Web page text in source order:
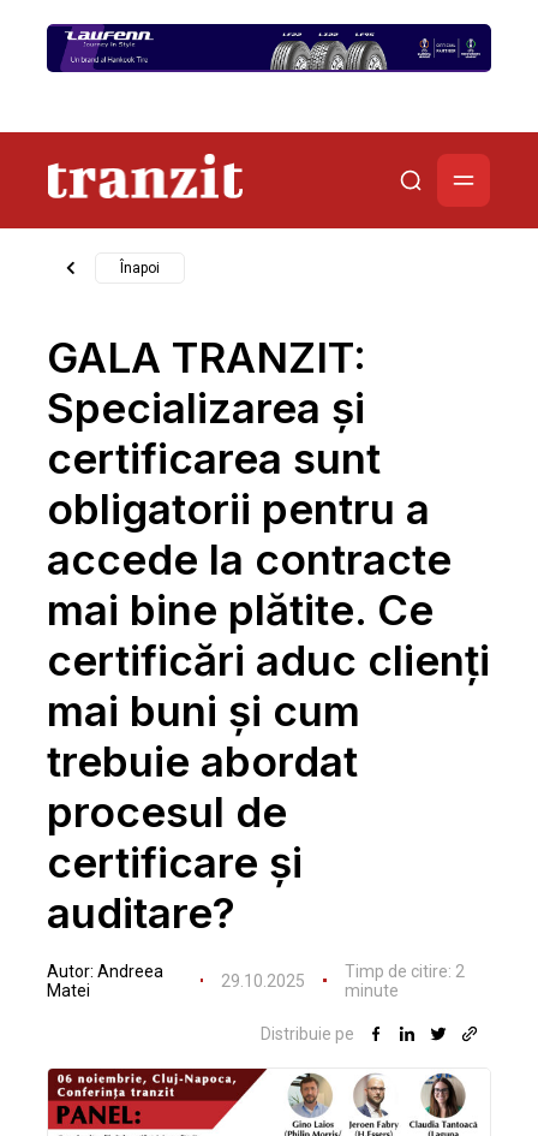
Înapoi
GALA TRANZIT:
Specializarea şi
certificarea sunt
obligatorii pentru a
accede la contracte
mai bine plătite. Ce
certificări aduc clienţi
mai buni şi cum
trebuie abordat
procesul de
certificare şi
auditare?
Autor: Andreea
Matei
29.10.2025 Timp de citire: 2
minute
Distribuie pe